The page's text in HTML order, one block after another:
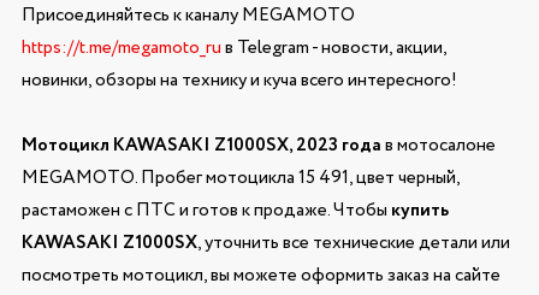
Присоединяйтесь к каналу MEGAMOTO
https://t.me/megamoto_ruв Telegram - новости, акции,
новинки, обзоры на технику и куча всего интересного!
Мотоцикл KAWASAKI Z1000SX, 2023 годав мотосалоне
MEGAMOTO. Пробег мотоцикла 15 491, цвет черный,
растаможен с ПТС и готов к продаже. Чтобы купить
KAWASAKI Z1000SX, уточнить все технические детали или
посмотреть мотоцикл, вы можете оформить заказ на сайте